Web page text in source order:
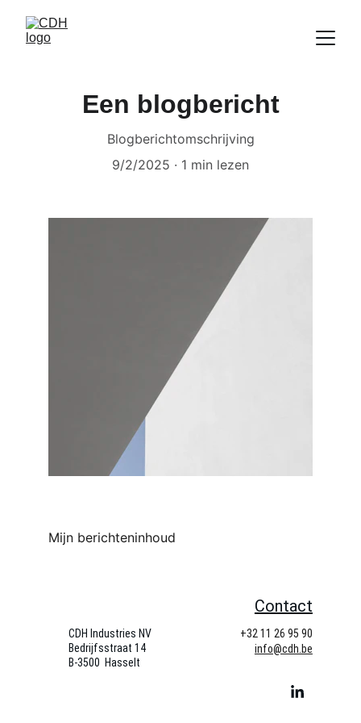
Een blogbericht
Blogberichtomschrijving
9/2/2025
1 min lezen
Mijn berichteninhoud
Contact
CDH Industries NV
Bedrijfsstraat 14
B-3500  Hasselt
+32 11 26 95 90
info@cdh.be